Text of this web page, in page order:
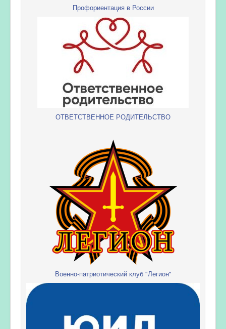
Профориентация в России
ОТВЕТСТВЕННОЕ РОДИТЕЛЬСТВО
Военно-патриотический клуб "Легион"